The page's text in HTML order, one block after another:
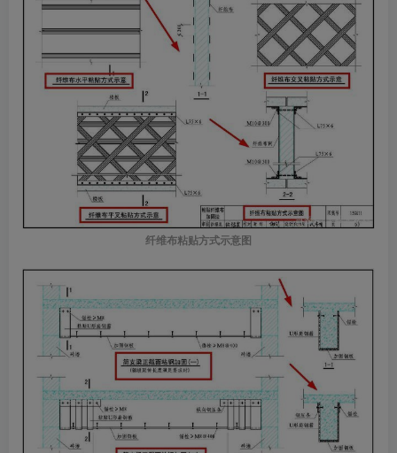
纤维布粘贴方式示意图